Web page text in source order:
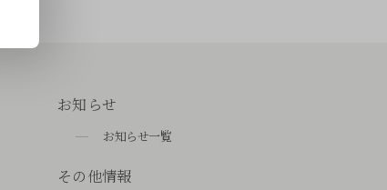
お知らせ
お知らせ一覧
その他情報